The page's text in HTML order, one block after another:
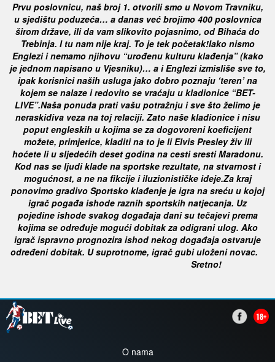
Prvu poslovnicu, naš broj 1. otvorili smo u Novom Travniku,
u sjedištu poduzeća… a danas već brojimo 400 poslovnica
širom države, ili da vam slikovito pojasnimo, od Bihaća do
Trebinja. I tu nam nije kraj. To je tek početak!Iako nismo
Englezi i nemamo njihovu “urođenu kulturu klađenja” (kako
je jednom napisano u Vjesniku)… a i Englezi izmisliše sve to,
ipak korisnici naših usluga jako dobro poznaju ‘teren’ na
kojem se nalaze i redovito se vraćaju u kladionice “BET-
LIVE”.Naša ponuda prati vašu potražnju i sve što želimo je
neraskidiva veza na toj relaciji. Zato naše kladionice i nisu
poput engleskih u kojima se za dogovoreni koeficijent
možete, primjerice, kladiti na to je li Elvis Presley živ ili
hoćete li u sljedećih deset godina na cesti sresti Maradonu.
Kod nas se ljudi klade na sportske rezultate, na stvarnost i
mogućnost, a ne na fikcije i iluzionističke ideje.Za kraj
ponovimo gradivo Sportsko klađenje je igra na sreću u kojoj
igrač pogađa ishode raznih sportskih natjecanja. Uz
pojedine ishode svakog događaja dani su tečajevi prema
kojima se određuje mogući dobitak za odigrani ulog. Ako
igrač ispravno prognozira ishod nekog događaja ostvaruje
određeni dobitak. U suprotnome, igrač gubi uloženi novac.
Sretno!
O nama